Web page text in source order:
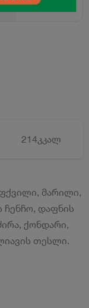
214კკალ
მარილი,
ჩენჩო, დაფნის
ქონდარი,
თესლი.